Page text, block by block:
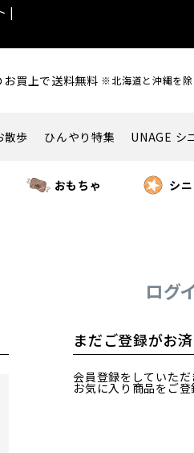
|
買上で送料無料 ※北海道と沖縄を除
散歩 ひんやり特集 UNAGE シ
おもちゃ シ
ログ
まだご登録がお
会員登録をしていただ
お気に入り商品をご登